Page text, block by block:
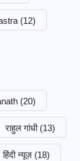
(12)
(20)
राहुल गांधी (13)
हिंदी न्यूज़ (18)